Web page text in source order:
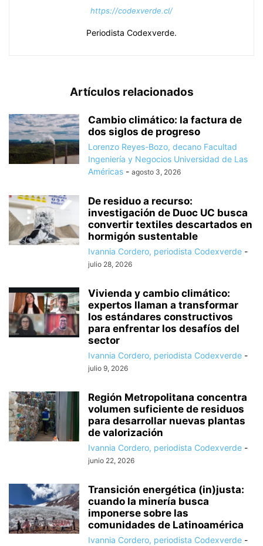
https://codexverde.cl/
Periodista Codexverde.
Artículos relacionados
Cambio climático: la factura de
dos siglos de progreso
Lorenzo Reyes-Bozo, decano Facultad
Ingeniería y Negocios Universidad de Las
Américas - agosto 3, 2026
De residuo a recurso:
investigación de Duoc UC busca
convertir textiles descartados en
hormigón sustentable
Ivannia Cordero, periodista Codexverde -
julio 28, 2026
Vivienda y cambio climático:
expertos llaman a transformar
los estándares constructivos
para enfrentar los desafíos del
sector
Ivannia Cordero, periodista Codexverde -
julio 9, 2026
Región Metropolitana concentra
volumen suficiente de residuos
para desarrollar nuevas plantas
de valorización
Ivannia Cordero, periodista Codexverde -
junio 22, 2026
Transición energética (in)justa:
cuando la minería busca
imponerse sobre las
comunidades de Latinoamérica
Ivannia Cordero, periodista Codexverde -